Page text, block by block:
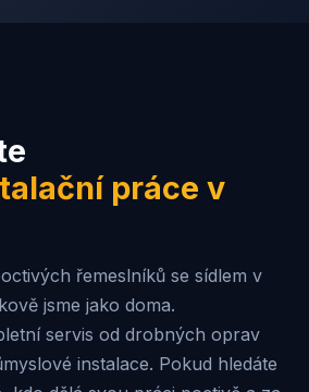
práce v
řemeslníků se sídlem v
jsme jako doma.
servis od drobných oprav
instalace. Pokud hledáte